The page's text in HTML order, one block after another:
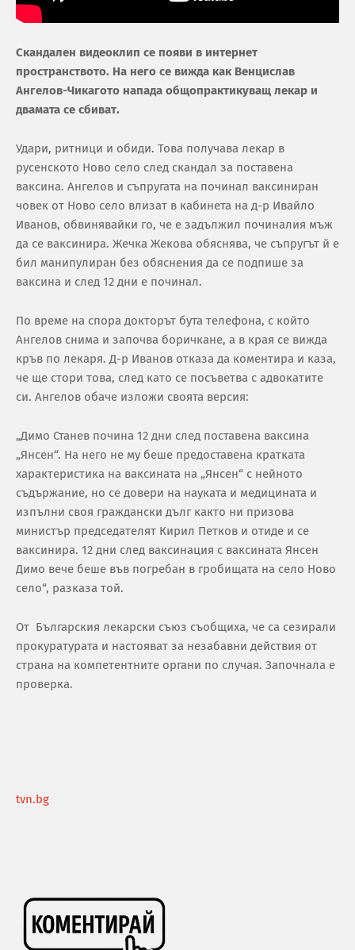
Скандален видеоклип се появи в интернет
пространството. На него се вижда как Венцислав
Ангелов-Чикагото напада общопрактикуващ лекар и
двамата се сбиват.
Удари, ритници и обиди. Това получава лекар в
русенското Ново село след скандал за поставена
ваксина. Ангелов и съпругата на починал ваксиниран
човек от Ново село влизат в кабинета на д-р Ивайло
Иванов, обвинявайки го, че е задължил починалия мъж
да се ваксинира. Жечка Жекова обяснява, че съпругът й е
бил манипулиран без обяснения да се подпише за
ваксина и след 12 дни е починал.
По време на спора докторът бута телефона, с който
Ангелов снима и започва боричкане, а в края се вижда
кръв по лекаря. Д-р Иванов отказа да коментира и каза,
че ще стори това, след като се посъветва с адвокатите
си. Ангелов обаче изложи своята версия:
„Димо Станев почина 12 дни след поставена ваксина
„Янсен“. На него не му беше предоставена кратката
характеристика на ваксината на „Янсен“ с нейното
съдържание, но се довери на науката и медицината и
изпълни своя граждански дълг както ни призова
министър председателят Кирил Петков и отиде и се
ваксинира. 12 дни след ваксинация с ваксината Янсен
Димо вече беше във погребан в гробищата на село Ново
село“, разказа той.
От Българския лекарски съюз съобщиха, че са сезирали
прокуратурата и настояват за незабавни действия от
страна на компетентните органи по случая. Започнала е
проверка.
tvn.bg